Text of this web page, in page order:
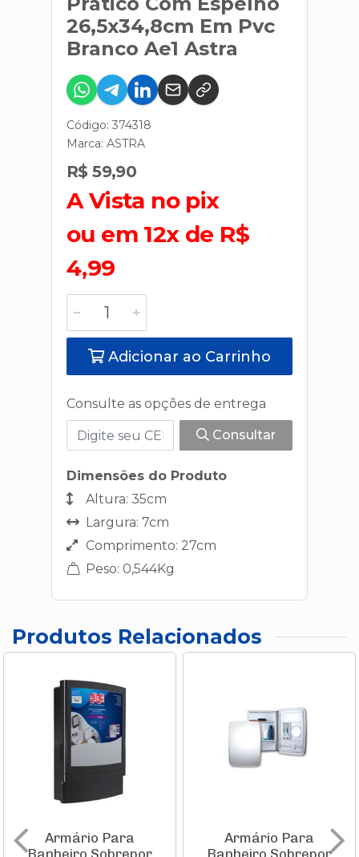
26,5x34,8cm Em Pvc
Branco Ae1 Astra
Código: 374318
Marca: ASTRA
R$ 59,90
A Vista no pix
ou em 12x de R$
4,99
Adicionar ao Carrinho
Consulte as opções de entrega
Consultar
Dimensões do Produto
Altura: 35cm
Largura: 7cm
Comprimento: 27cm
Peso: 0,544Kg
Produtos Relacionados
Armário Para
Armário Para